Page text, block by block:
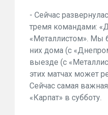
- Сейчас
тремя командами:
«Металлистом». Мы
них дома (с
выезде (с
этих матчах может
Сейчас самая
«Карпат» в субботу.